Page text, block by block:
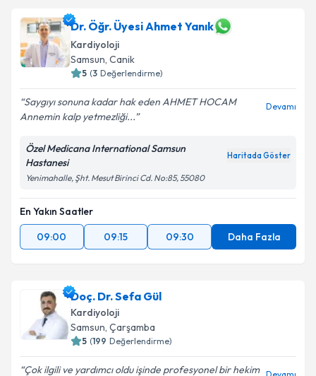
E-posta Adresiniz
Kişisel verilerimin işlenmesine ilişkinAydınlatma
Metni'ni okudum ve kişisel verilerimin belirtilen
Takvim Talebini Gönder
Dr. Öğr. Üyesi Ahmet Yanık
Kardiyoloji
Samsun, Canik
5 (3 Değerlendirme)
Saygıyı sonuna kadar hak eden AHMET HOCAM
Annemin kalp yetmezliği...
Devamı
Özel Medicana International Samsun
Hastanesi
Haritada Göster
Yenimahalle, Şht. Mesut Birinci Cd. No:85, 55080
En Yakın Saatler
09:00
09:15 09:30 Daha Fazla
Doç. Dr. Sefa Gül
Kardiyoloji
Samsun, Çarşamba
5 (199 Değerlendirme)
Çok ilgili ve yardımcı oldu işinde profesyonel bir hekim